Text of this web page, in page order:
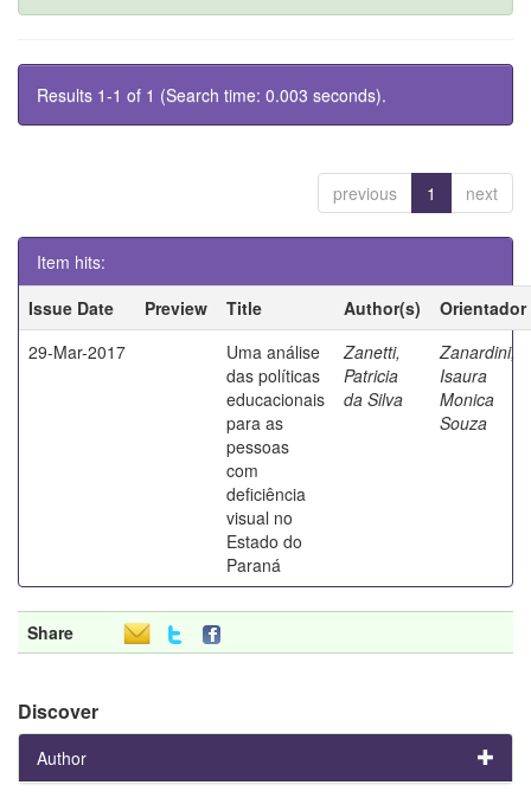
Results 1-1 of 1 (Search time: 0.003 seconds).
previous 1 next
Item hits:
Issue Date
Preview Title Author(s)
Orientador
29-Mar-2017
Uma análise
das políticas
educacionais
para as
pessoas
com
deficiência
visual no
Estado do
Paraná
Zanetti,
Patricia
da Silva
Zanardini,
Isaura
Monica
Souza
Share
Discover
Author